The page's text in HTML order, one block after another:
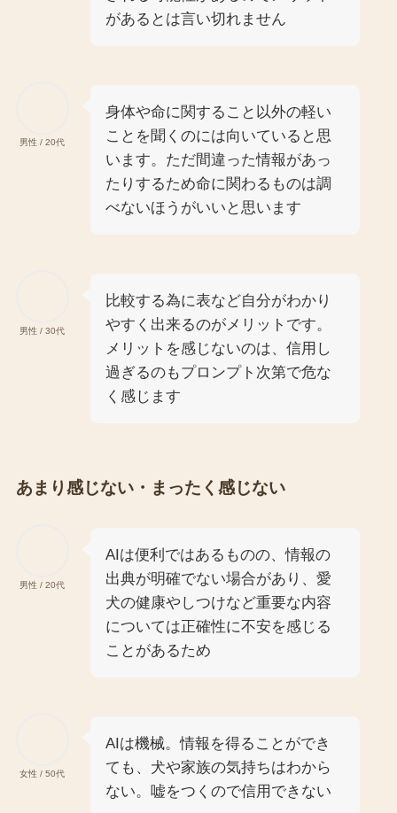
があるとは言い切れません
男性 / 20代
身体や命に関すること以外の軽い
ことを聞くのには向いていると思
います。ただ間違った情報があっ
たりするため命に関わるものは調
べないほうがいいと思います
男性 / 30代
比較する為に表など自分がわかり
やすく出来るのがメリットです。
メリットを感じないのは、信用し
過ぎるのもプロンプト次第で危な
く感じます
あまり感じない・まったく感じない
男性 / 20代
AIは便利ではあるものの、情報の
出典が明確でない場合があり、愛
犬の健康やしつけなど重要な内容
については正確性に不安を感じる
ことがあるため
女性 / 50代
AIは機械。情報を得ることができ
ても、犬や家族の気持ちはわから
ない。嘘をつくので信用できない